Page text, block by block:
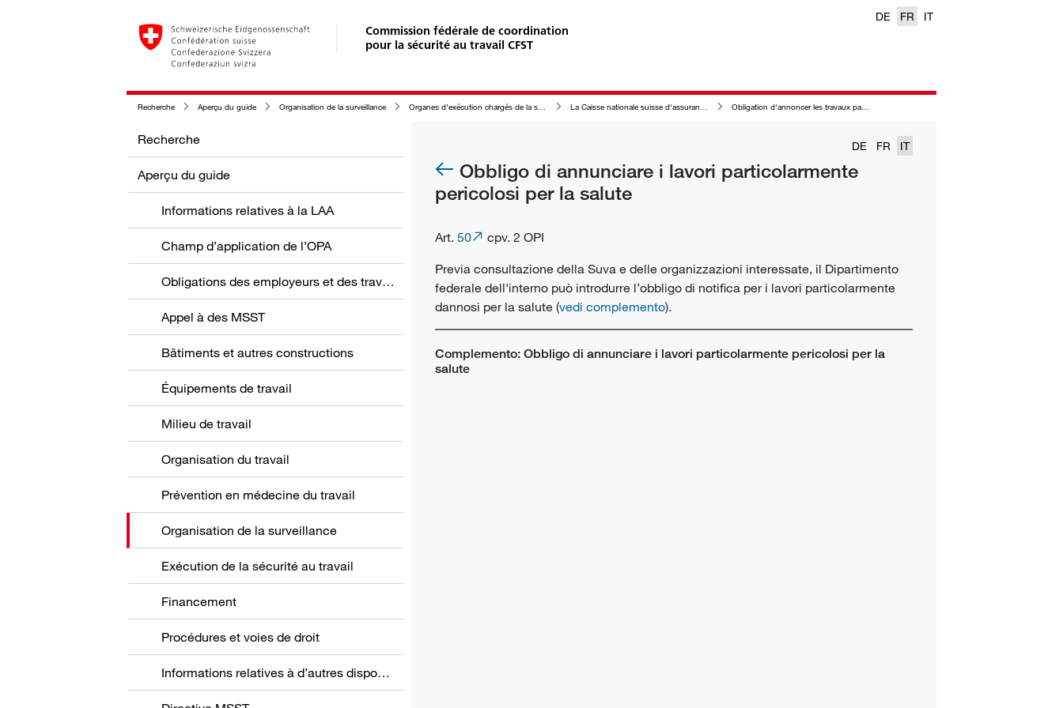
Commission fédérale de coordination
pour la sécurité au travail CFST
DE FR IT
Recherche Aperçu du guide Organisation de la surveillance Organes d'exécution chargés de la surveillance de la sécurité au travail La Caisse nationale suisse d'assurance en cas d'accidents (Suva) comme organe d'exécution de la sécurité au travail (maladies professionnelles). Obligation d'annoncer les travaux particulièrement dangereux pour la santé
Recherche
Aperçu du guide
Informations relatives à la LAA
Champ d’application de l’OPA
Obligations des employeurs et des travailleurs
Appel à des MSST
Bâtiments et autres constructions
Équipements de travail
Milieu de travail
Organisation du travail
Prévention en médecine du travail
Organisation de la surveillance
Exécution de la sécurité au travail
Financement
Procédures et voies de droit
Informations relatives à d’autres dispositions
DE FR IT
Obbligo di annunciare i lavori particolarmente
pericolosi per la salute
Art. 50
cpv. 2 OPI
Previa consultazione della Suva e delle organizzazioni interessate, il Dipartimento
federale dell'interno può introdurre l’obbligo di notifica per i lavori particolarmente
dannosi per la salute (vedi complemento).
Complemento: Obbligo di annunciare i lavori particolarmente pericolosi per la
salute